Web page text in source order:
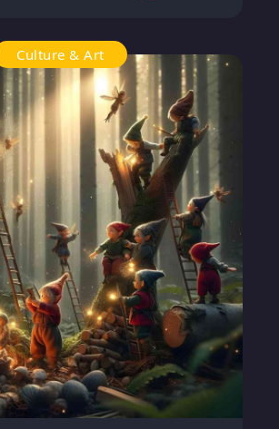
Culture & Art